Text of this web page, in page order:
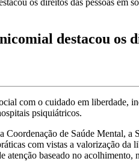
destacou os
com o cuidado em liberdade,
psiquiátricos.
de Saúde Mental,
com vistas a valorização
baseado no